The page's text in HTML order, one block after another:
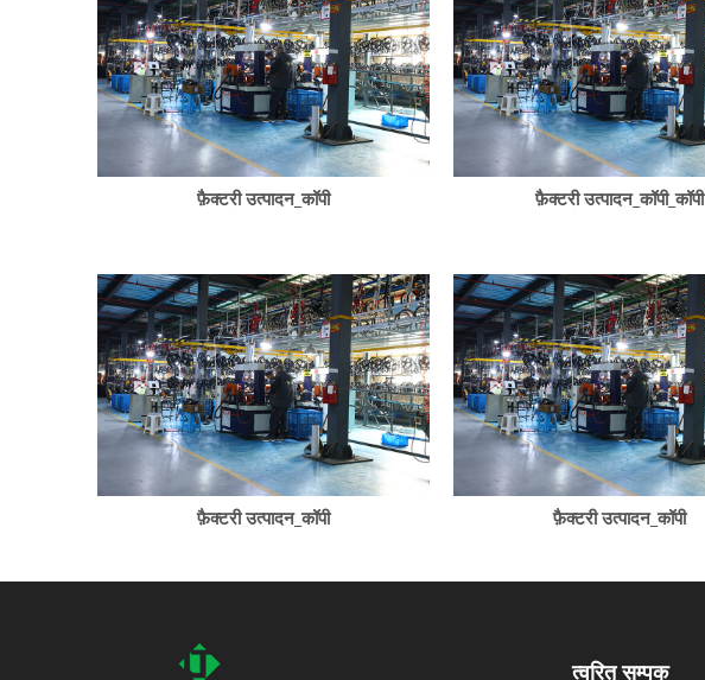
फ़ैक्टरी उत्पादन_कॉपी फ़ैक्टरी उत्पादन_कॉपी_कॉपी
फ़ैक्टरी उत्पादन_कॉपी फ़ैक्टरी उत्पादन_कॉपी
त्वरित सम्पक